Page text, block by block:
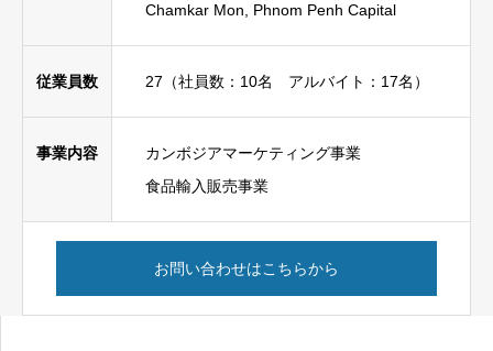
Chamkar Mon, Phnom Penh Capital
従業員数 27（社員数：10名 アルバイト：17名）
事業内容
カンボジアマーケティング事業
食品輸入販売事業
お問い合わせはこちらから